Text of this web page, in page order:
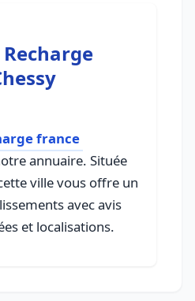
france
annuaire. Située
ville vous offre un
avec avis
et localisations.